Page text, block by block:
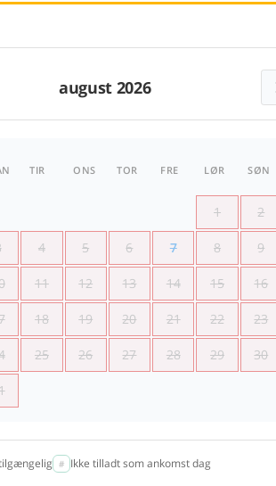
august 2026
TIR ONS TOR FRE LØR SØN
1 2
4 5 6 7 8 9
11 12 13 14 15 16
18 19 20 21 22 23
25 26 27 28 29 30
Ikke tilladt som ankomst dag